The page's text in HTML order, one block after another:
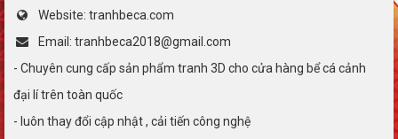
Website: tranhbeca.com
Email: tranhbeca2018@gmail.com
- Chuyên cung cấp sản phẩm tranh 3D cho cửa hàng bể cá cảnh
đại lí trên toàn quốc
- luôn thay đổi cập nhật , cải tiến công nghệ